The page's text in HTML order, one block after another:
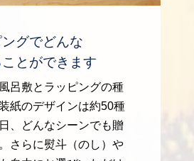
グでどんな
とができます
呂敷とラッピングの種
紙のデザインは約50種
、どんなシーンでも贈
さらに熨斗（のし）や